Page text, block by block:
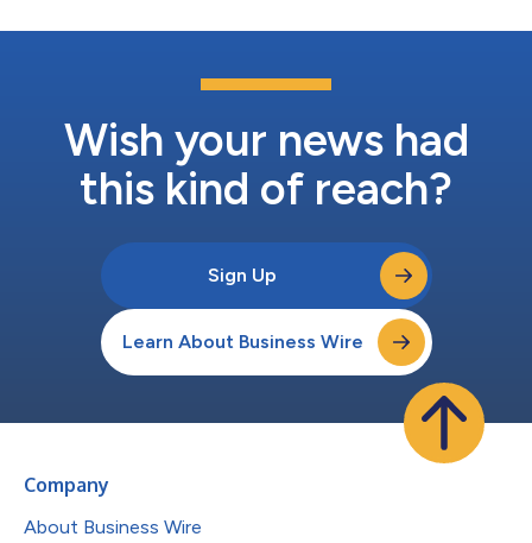
Wish your news had
this kind of reach?
Sign Up
Learn About Business Wire
Company
About Business Wire